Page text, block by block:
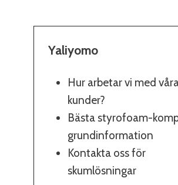
Yaliyomo
Hur arbetar vi med
kunder?
Bästa styrofoam-
grundinformation
Kontakta oss för
skumlösningar